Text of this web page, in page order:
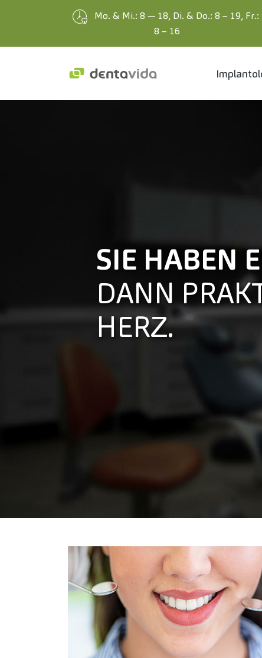
Zum Hauptinhalt springen
Mo. & Mi.: 8 — 18, Di. & Do.: 8 – 19, Fr.:
8 – 16
SIE HABEN
DANN
HERZ.